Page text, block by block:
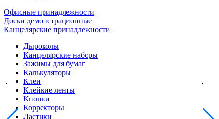
Офисные принадлежности
Доски демонстрационные
Канцелярские принадлежности
Дыроколы
Канцелярские наборы
Зажимы для бумаг
Калькуляторы
Клей
Клейкие ленты
Кнопки
Корректоры
Ластики